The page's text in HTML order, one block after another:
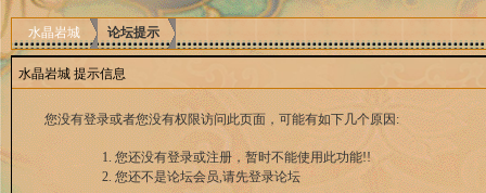
水晶岩城 论坛提示
水晶岩城 提示信息
您没有登录或者您没有权限访问此页面，可能有如下几个原因:
您还没有登录或注册，暂时不能使用此功能!!
您还不是论坛会员,请先登录论坛